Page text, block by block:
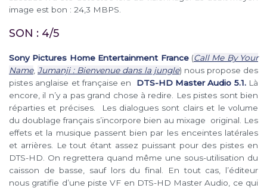
image est bon : 24,3 MBPS.
SON : 4/5
Sony Pictures Home Entertainment France (Call Me By Your
Name, Jumanji : Bienvenue dans la jungle) nous propose des
pistes anglaise et française en DTS-HD Master Audio 5.1.Là
encore, il n’y a pas grand chose à redire. Les pistes sont bien
réparties et précises. Les dialogues sont clairs et le volume
du doublage français s’incorpore bien au mixage original. Les
effets et la musique passent bien par les enceintes latérales
et arrières. Le tout étant assez puissant pour des pistes en
DTS-HD. On regrettera quand même une sous-utilisation du
caisson de basse, sauf lors du final. En tout cas, l’éditeur
nous gratifie d’une piste VF en DTS-HD Master Audio, ce qui